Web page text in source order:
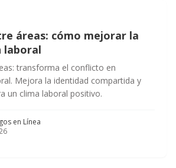
áreas: cómo mejorar la
laboral
transforma el conflicto en
Mejora la identidad compartida y
un clima laboral positivo.
en Línea